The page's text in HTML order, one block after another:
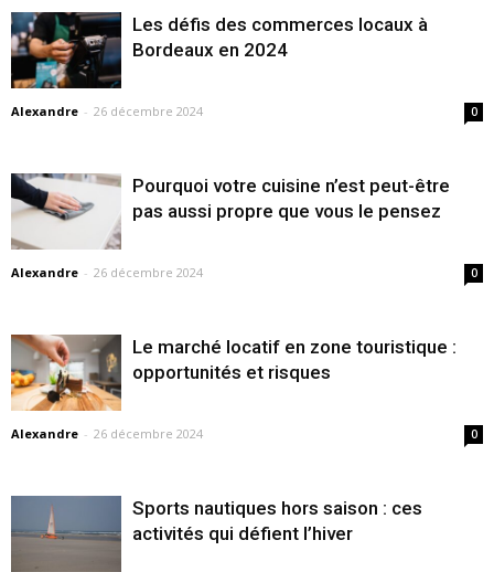
Les défis des commerces locaux à
Bordeaux en 2024
Alexandre - 26 décembre 2024 0
Pourquoi votre cuisine n’est peut-être
pas aussi propre que vous le pensez
Alexandre - 26 décembre 2024 0
Le marché locatif en zone touristique :
opportunités et risques
Alexandre - 26 décembre 2024 0
Sports nautiques hors saison : ces
activités qui défient l’hiver